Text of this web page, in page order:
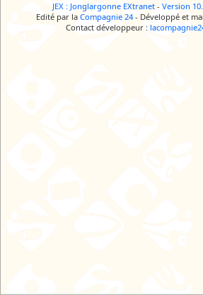
JEX : Jonglargonne EXtranet- Version
Edité par la Compagnie 24- Développé et
Contact développeur :